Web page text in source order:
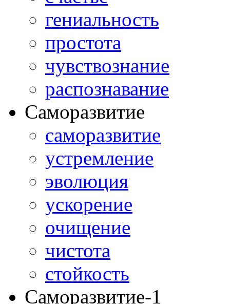
гениальность
простота
чувствознание
распознавание
Саморазвитие
саморазвитие
устремление
эволюция
ускорение
очищение
чистота
стойкость
Саморазвитие-1